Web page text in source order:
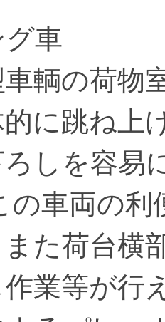
車
輌の荷物
的に跳ね上
しを容易
の車両の
た荷台横
業等が行